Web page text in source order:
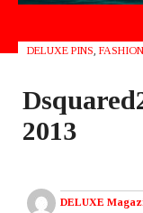
DELUXE PINS
2013
DELUXE